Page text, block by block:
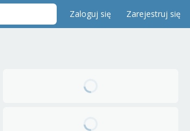
Zaloguj się Zarejestruj się